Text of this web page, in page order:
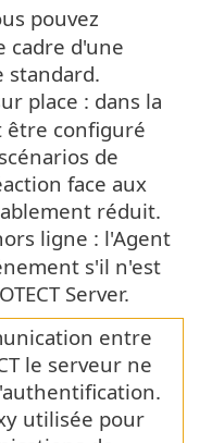
pouvez
cadre d'une
standard.
place : dans la
être configuré
de
face aux
réduit.
ligne : l'Agent
s'il n'est
Server.
entre
le serveur ne
utilisée pour